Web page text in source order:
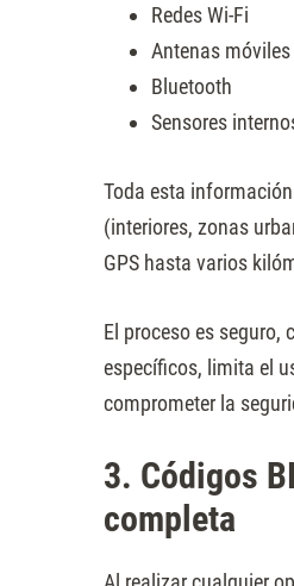
Redes Wi-Fi
Antenas móviles
Bluetooth
Sensores
Toda esta
(interiores, zonas
GPS hasta varios
El proceso es
específicos, limita el
comprometer la
3. Códigos
completa